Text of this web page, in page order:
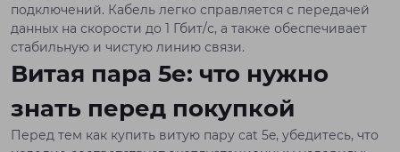
подключений. Кабель легко справляется с передачей
данных на скорости до 1 Гбит/с, а также обеспечивает
стабильную и чистую линию связи.
Витая пара 5е: что нужно
знать перед покупкой
Перед тем как купить витую пару cat 5e, убедитесь, что